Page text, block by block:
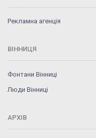
Рекламна агенція
ВІННИЦЯ
Фонтани Вінниці
Люди Вінниці
АРХІВ